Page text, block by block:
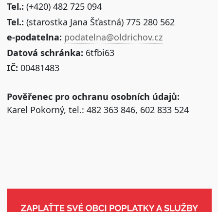
Tel.: (+420) 482 725 094
Tel.: (starostka Jana Šťastná) 775 280 562
e-podatelna: podatelna@oldrichov.cz
Datová schránka: 6tfbi63
IČ: 00481483
Pověřenec pro ochranu osobních údajů:
Karel Pokorný, tel.: 482 363 846, 602 833 524